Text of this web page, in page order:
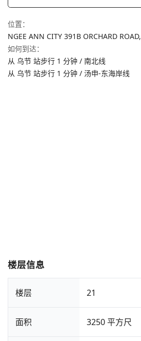
位置：
NGEE ANN CITY 391B ORCHARD ROAD,
如何到达：
从 乌节 站步行 1 分钟 / 南北线
从 乌节 站步行 1 分钟 / 汤申-东海岸线
楼层信息
楼层 21
面积 3250 平方尺